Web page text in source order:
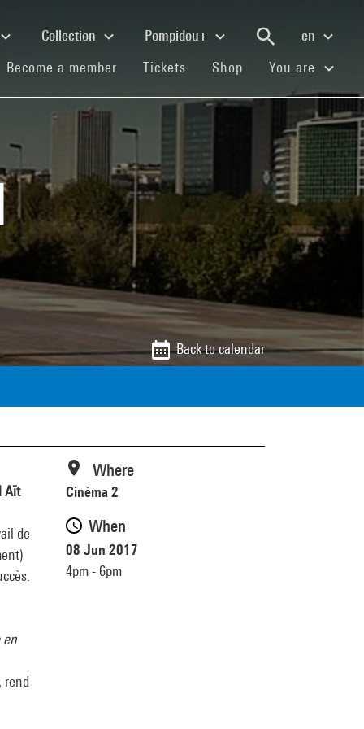
Collection Pompidou+
en
Become a member (current)
Tickets (current)
Shop (current)You are
Back to calendar
Aït
de
en
rend
Where
Cinéma 2
When
08 Jun 2017
4pm - 6pm